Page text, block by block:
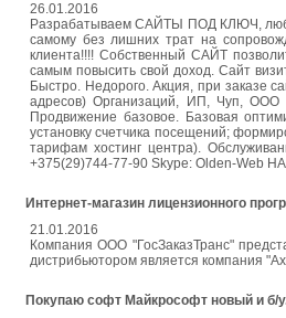
26.01.2016
Разрабатываем САЙТЫ ПОД КЛЮЧ,
самому без лишних трат на
клиента!!!! Собственный САЙТ
самым повысить свой доход. Сайт
Быстро. Недорого. Акция, при заказе
адресов) Организаций, ИП, Чуп, ООО
Продвижение базовое. Базовая
установку счетчика посещений;
тарифам хостинг центра).
+375(29)744-77-90 Skype: Olden-Web
Интернет-магазин лицензионного
21.01.2016
Компания ООО "ГосЗаказТранс"
дистрибьютором является компания
Покупаю софт Майкрософт новый и б/